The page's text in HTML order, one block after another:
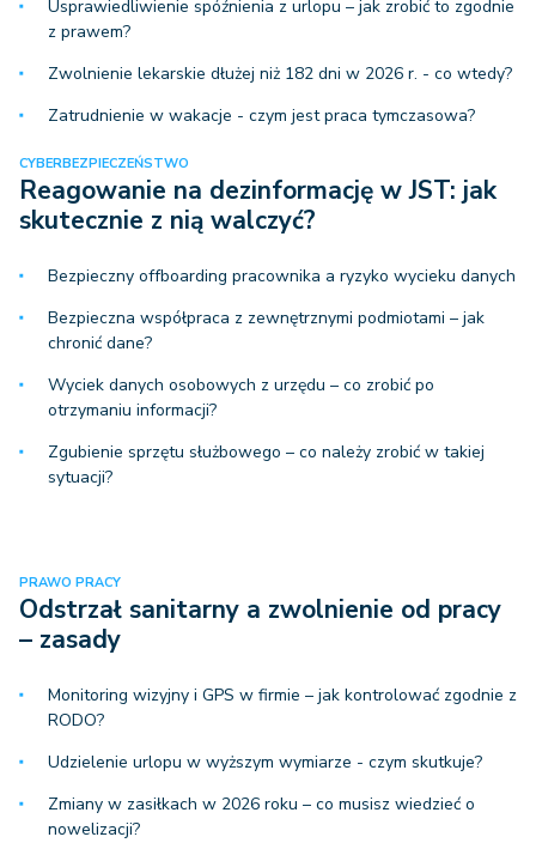
Usprawiedliwienie spóźnienia z urlopu – jak zrobić to zgodnie
z prawem?
Zwolnienie lekarskie dłużej niż 182 dni w 2026 r. - co wtedy?
Zatrudnienie w wakacje - czym jest praca tymczasowa?
CYBERBEZPIECZEŃSTWO
Reagowanie na dezinformację w JST: jak
skutecznie z nią walczyć?
Bezpieczny offboarding pracownika a ryzyko wycieku danych
Bezpieczna współpraca z zewnętrznymi podmiotami – jak
chronić dane?
Wyciek danych osobowych z urzędu – co zrobić po
otrzymaniu informacji?
Zgubienie sprzętu służbowego – co należy zrobić w takiej
sytuacji?
PRAWO PRACY
Odstrzał sanitarny a zwolnienie od pracy
– zasady
Monitoring wizyjny i GPS w firmie – jak kontrolować zgodnie z
RODO?
Udzielenie urlopu w wyższym wymiarze - czym skutkuje?
Zmiany w zasiłkach w 2026 roku – co musisz wiedzieć o
nowelizacji?